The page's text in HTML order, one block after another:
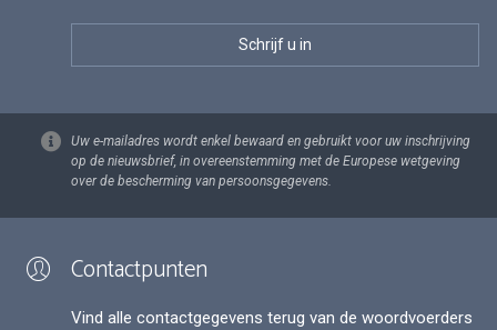
Uw e-mailadres wordt enkel bewaard en gebruikt voor uw inschrijving
op de nieuwsbrief, in overeenstemming met de Europese wetgeving
over de bescherming van persoonsgegevens.
Contactpunten
Vind alle contactgegevens terug van de woordvoerders